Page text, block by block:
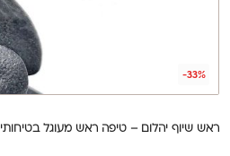
-33%
ראש שיוף יהלום – טיפה ראש מעוגל בטיחותי 0.18 (אדום)